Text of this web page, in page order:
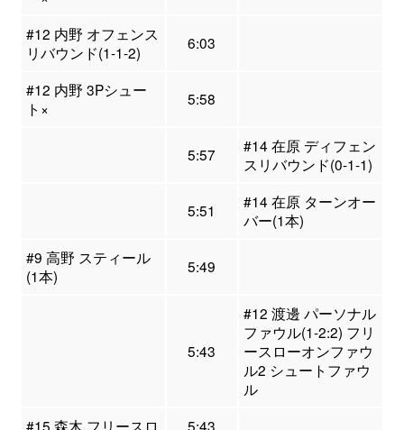
#12 内野 オフェンス
リバウンド(1-1-2)
6:03
#12 内野 3Pシュー
ト×
5:58
5:57
#14 在原 ディフェン
スリバウンド(0-1-1)
5:51
#14 在原 ターンオー
バー(1本)
#9 高野 スティール
(1本)
5:49
5:43
#12 渡邊 パーソナル
ファウル(1-2:2) フリ
ースローオンファウ
ル2 シュートファウ
ル
#15 森木 フリースロ
5:43